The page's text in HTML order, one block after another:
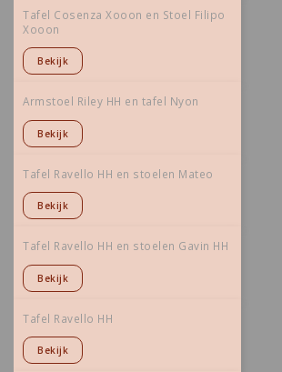
Tafel Cosenza Xooon en Stoel Filipo
Xooon
Bekijk
Armstoel Riley HH en tafel Nyon
Bekijk
Tafel Ravello HH en stoelen Mateo
Bekijk
Tafel Ravello HH en stoelen Gavin HH
Bekijk
Tafel Ravello HH
Bekijk